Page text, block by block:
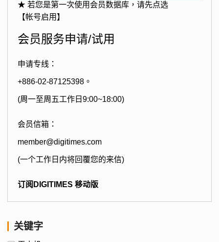
★ 若您是第一次使用会员数据库，请先点选
【帐号启用】
会员服务申请/试用
申请专线：
+886-02-87125398。
(周一至周五工作日9:00~18:00)
会员信箱：
member@digitimes.com
(一个工作日内将回覆您的来信)
订阅DIGITIMES 移动版
关键字